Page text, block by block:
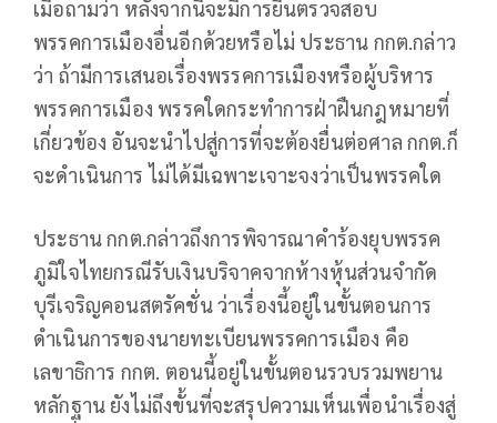
เมื่อถามว่า หลังจากนี้จะมีการยื่นตรวจสอบ
พรรคการเมืองอื่นอีกด้วยหรือไม่ ประธาน กกต.กล่าว
ว่า ถ้ามีการเสนอเรื่องพรรคการเมืองหรือผู้บริหาร
พรรคการเมือง พรรคใดกระทำการฝ่าฝืนกฎหมายที่
เกี่ยวข้อง อันจะนำไปสู่การที่จะต้องยื่นต่อศาล กกต.ก็
จะดำเนินการ ไม่ได้มีเฉพาะเจาะจงว่าเป็นพรรคใด
ประธาน กกต.กล่าวถึงการพิจารณาคำร้องยุบพรรค
ภูมิใจไทยกรณีรับเงินบริจาคจากห้างหุ้นส่วน​จำกัด
บุรีเจริญคอนสตรัคชั่น ว่าเรื่องนี้อยู่ในขั้นตอนการ
ดำเนินการของนายทะเบียนพรรคการเมือง คือ
เลขาธิการ กกต. ตอนนี้อยู่ในขั้นตอนรวบรวมพยาน
หลักฐาน ยังไม่ถึงขั้นที่จะสรุปความเห็นเพื่อนำเรื่องสู่